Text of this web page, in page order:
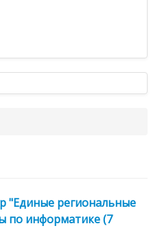
"Единые региональные
по информатике (7